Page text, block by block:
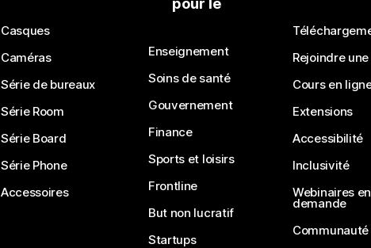
Casques
Caméras
Série de bureaux
Série Room
Série Board
Série Phone
Accessoires
pour le
Enseignement
Soins de santé
Gouvernement
Finance
Sports et loisirs
Frontline
But non lucratif
Startups
Rejoindre
Cours en
Extensions
Accessibilité
Inclusivité
Webinaires
demande
Communauté